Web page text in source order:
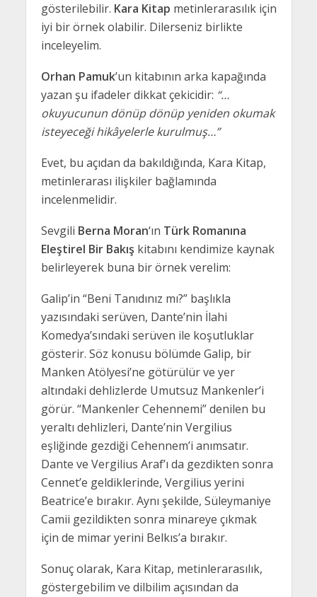
gösterilebilir. Kara Kitap metinlerarasılık için
iyi bir örnek olabilir. Dilerseniz birlikte
inceleyelim.
Orhan Pamuk’un kitabının arka kapağında
yazan şu ifadeler dikkat çekicidir: “…
okuyucunun dönüp dönüp yeniden okumak
isteyeceği hikâyelerle kurulmuş…”
Evet, bu açıdan da bakıldığında, Kara Kitap,
metinlerarası ilişkiler bağlamında
incelenmelidir.
Sevgili Berna Moran‘ın Türk Romanına
Eleştirel Bir Bakış kitabını kendimize kaynak
belirleyerek buna bir örnek verelim:
Galip’in “Beni Tanıdınız mı?” başlıkla
yazısındaki serüven, Dante’nin İlahi
Komedya’sındaki serüven ile koşutluklar
gösterir. Söz konusu bölümde Galip, bir
Manken Atölyesi’ne götürülür ve yer
altındaki dehlizlerde Umutsuz Mankenler’i
görür. “Mankenler Cehennemi” denilen bu
yeraltı dehlizleri, Dante’nin Vergilius
eşliğinde gezdiği Cehennem’i anımsatır.
Dante ve Vergilius Araf’ı da gezdikten sonra
Cennet’e geldiklerinde, Vergilius yerini
Beatrice’e bırakır. Aynı şekilde, Süleymaniye
Camii gezildikten sonra minareye çıkmak
için de mimar yerini Belkıs’a bırakır.
Sonuç olarak, Kara Kitap, metinlerarasılık,
göstergebilim ve dilbilim açısından da